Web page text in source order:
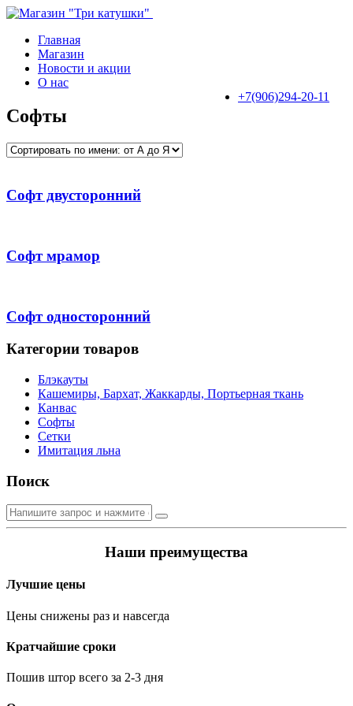
Пропустить
Пропустить
Главная
Магазин
Новости и акции
О нас
+7(906)294-20-11
Софты
Софт двусторонний
Софт мрамор
Софт односторонний
Категории товаров
Блэкауты
Кашемиры, Бархат, Жаккарды, Портьерная ткань
Канвас
Софты
Сетки
Имитация льна
Поиск
Искать
по
Наши преимущества
Лучшие цены
Цены снижены раз и навсегда
Кратчайшие сроки
Пошив штор всего за 2-3 дня